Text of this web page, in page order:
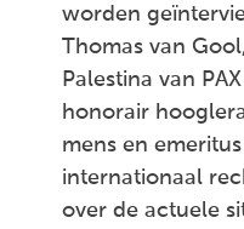
worden
Thomas van
Palestina van
honorair
mens en
internationaal
over de actuele